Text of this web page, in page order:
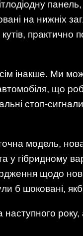
панель,
на нижніх
практично
інакше. Ми
що
стоп-
модель,
гібридному
щодо
б шоковані,
року,